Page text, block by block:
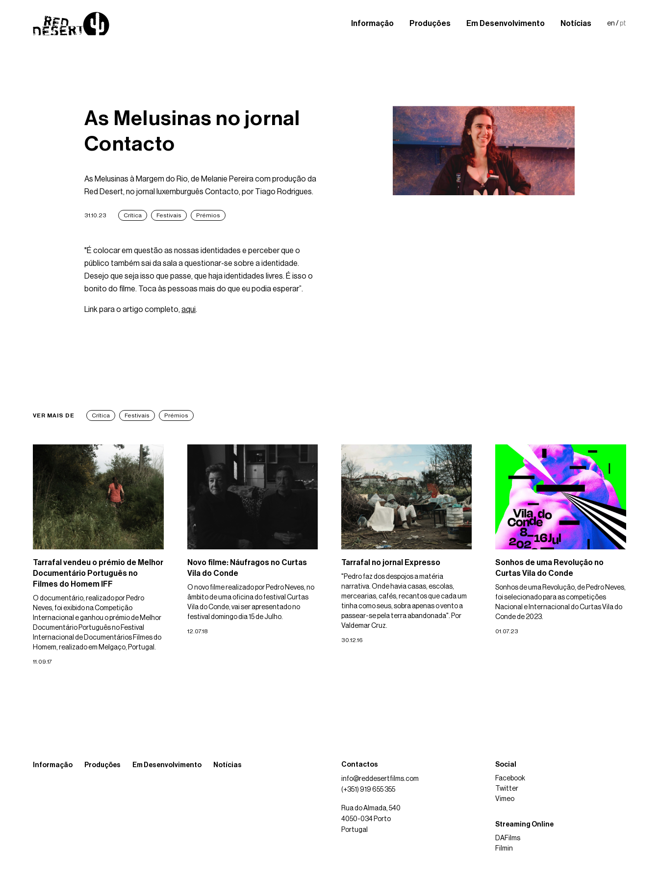
Informação Produções Em Desenvolvimento Notícias en / pt
As Melusinas no jornal
Contacto
As Melusinas à Margem do Rio, de Melanie Pereira com produção da
Red Desert, no jornal luxemburguês Contacto, por Tiago Rodrigues.
31.10.23 Crítica Festivais Prémios
"É colocar em questão as nossas identidades e perceber que o
público também sai da sala a questionar-se sobre a identidade.
Desejo que seja isso que passe, que haja identidades livres. É isso o
bonito do filme. Toca às pessoas mais do que eu podia esperar”.
Link para o artigo completo, aqui.
VER MAIS DE Crítica Festivais Prémios
Tarrafal vendeu o prémio de Melhor
Documentário Português no
Filmes do Homem IFF
O documentário, realizado por Pedro
Neves, foi exibido na Competição
Internacional e ganhou o prémio de Melhor
Documentário Português no Festival
Internacional de Documentários Filmes do
Homem, realizado em Melgaço, Portugal.
11.09.17
Novo filme: Náufragos no Curtas
Vila do Conde
O novo filme realizado por Pedro Neves, no
âmbito de uma oficina do festival Curtas
Vila do Conde, vai ser apresentado no
festival domingo dia 15 de Julho.
12.07.18
Tarrafal no jornal Expresso
"Pedro faz dos despojos a matéria
narrativa. Onde havia casas, escolas,
mercearias, cafés, recantos que cada um
tinha como seus, sobra apenas o vento a
passear-se pela terra abandonada". Por
Valdemar Cruz.
30.12.16
Sonhos de uma Revolução no
Curtas Vila do Conde
Sonhos de uma Revolução, de Pedro Neves,
foi selecionado para as competições
Nacional e Internacional do Curtas Vila do
Conde de 2023.
01.07.23
Informação Produções Em Desenvolvimento Notícias Contactos
info@reddesertfilms.com
(+351) 919 655 355
Rua do Almada, 540
4050-034 Porto
Portugal
Social
Facebook
Twitter
Vimeo
Streaming Online
DAFilms
Filmin